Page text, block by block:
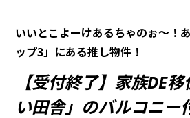
いいとこよーけあるちゃのぉ～！
ップ3」にある推し物件！
【受付終了】家族DE
い田舎」のバルコニー